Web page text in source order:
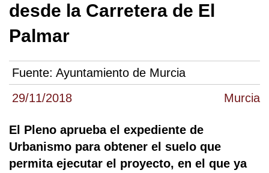
29/11/2018 Murcia
desde la Carretera de El
Palmar
Fuente: Ayuntamiento de Murcia
El Pleno aprueba el expediente de
Urbanismo para obtener el suelo que
permita ejecutar el proyecto, en el que ya